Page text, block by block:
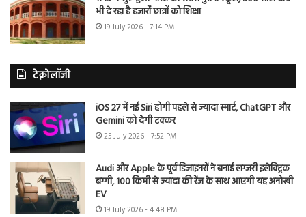
भी दे रहा है हजारों छात्रों को शिक्षा
19 July 2026 - 7:14 PM
टेक्नोलॉजी
iOS 27 में नई Siri होगी पहले से ज्यादा स्मार्ट, ChatGPT और
Gemini को देगी टक्कर
25 July 2026 - 7:52 PM
Audi और Apple के पूर्व डिजाइनरों ने बनाई लग्जरी इलेक्ट्रिक
बग्गी, 100 किमी से ज्यादा की रेंज के साथ आएगी यह अनोखी
EV
19 July 2026 - 4:48 PM